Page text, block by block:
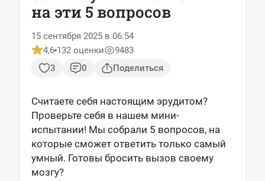
на эти 5 вопросов
15 сентября 2025 в 06:54
4,6 132 оценки
9483
3
0 Поделиться
Считаете себя настоящим эрудитом?
Проверьте себя в нашем мини-
испытании! Мы собрали 5 вопросов, на
которые сможет ответить только самый
умный. Готовы бросить вызов своему
мозгу?